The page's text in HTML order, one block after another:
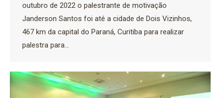
outubro de 2022 o palestrante de motivação
Janderson Santos foi até a cidade de Dois Vizinhos,
467 km da capital do Paraná, Curitiba para realizar
palestra para…